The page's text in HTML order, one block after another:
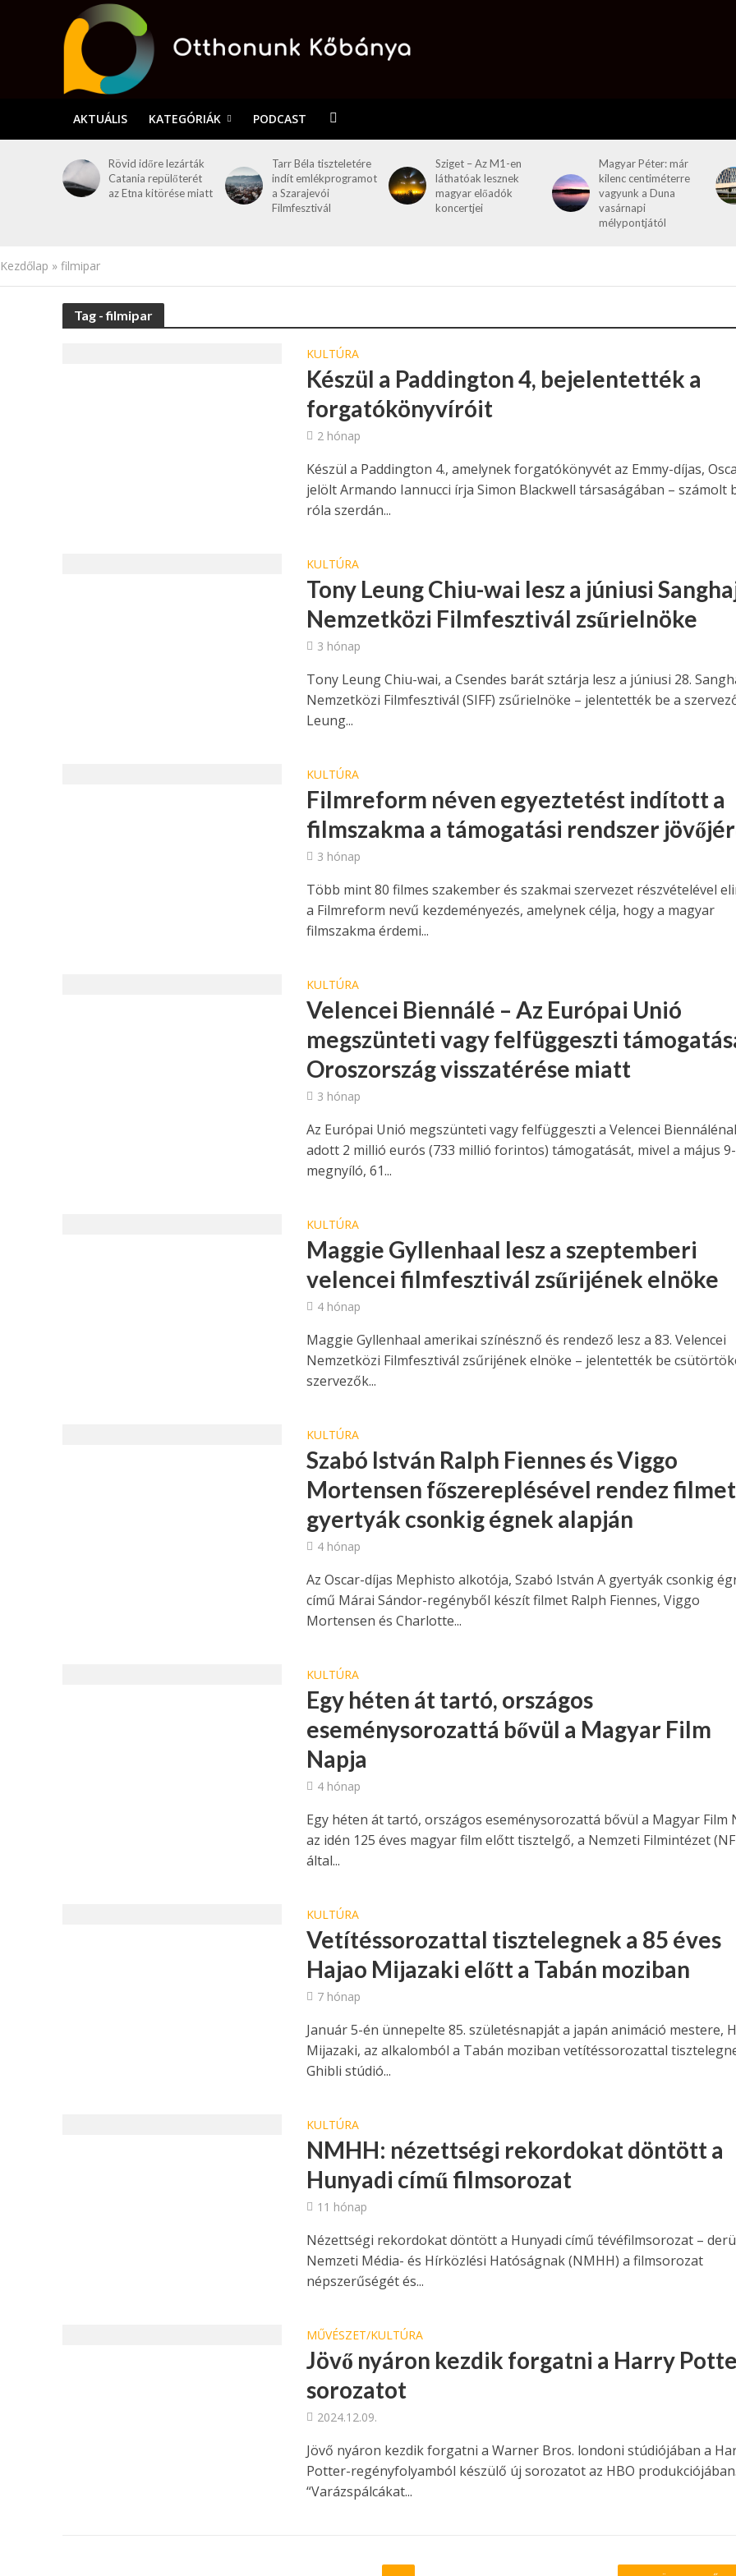
AKTUÁLIS KATEGÓRIÁK PODCAST
Rövid időre lezárták
Catania repülőterét
az Etna kitörése miatt
Tarr Béla tiszteletére
indít emlékprogramot
a Szarajevói
Filmfesztivál
Sziget – Az M1-en
láthatóak lesznek
magyar előadók
koncertjei
Magyar Péter: már
kilenc centiméterre
vagyunk a Duna
vasárnapi
mélypontjától
Kezdőlap » filmipar
Tag - filmipar
KULTÚRA
Készül a Paddington 4, bejelentették a
forgatókönyvíróit
2 hónap
Készül a Paddington 4., amelynek forgatókönyvét az Emmy-díjas,
jelölt Armando Iannucci írja Simon Blackwell társaságában – számolt
róla szerdán...
KULTÚRA
Tony Leung Chiu-wai lesz a júniusi
Nemzetközi Filmfesztivál zsűrielnöke
3 hónap
Tony Leung Chiu-wai, a Csendes barát sztárja lesz a júniusi 28.
Nemzetközi Filmfesztivál (SIFF) zsűrielnöke – jelentették be a
Leung...
KULTÚRA
Filmreform néven egyeztetést indított a
filmszakma a támogatási rendszer
3 hónap
Több mint 80 filmes szakember és szakmai szervezet részvételével
a Filmreform nevű kezdeményezés, amelynek célja, hogy a magyar
filmszakma érdemi...
KULTÚRA
Velencei Biennálé – Az Európai Unió
megszünteti vagy felfüggeszti
Oroszország visszatérése miatt
3 hónap
Az Európai Unió megszünteti vagy felfüggeszti a Velencei
adott 2 millió eurós (733 millió forintos) támogatását, mivel a május
megnyíló, 61...
KULTÚRA
Maggie Gyllenhaal lesz a szeptemberi
velencei filmfesztivál zsűrijének elnöke
4 hónap
Maggie Gyllenhaal amerikai színésznő és rendező lesz a 83. Velencei
Nemzetközi Filmfesztivál zsűrijének elnöke – jelentették be
szervezők...
KULTÚRA
Szabó István Ralph Fiennes és Viggo
Mortensen főszereplésével rendez
gyertyák csonkig égnek alapján
4 hónap
Az Oscar-díjas Mephisto alkotója, Szabó István A gyertyák csonkig
című Márai Sándor-regényből készít filmet Ralph Fiennes, Viggo
Mortensen és Charlotte...
KULTÚRA
Egy héten át tartó, országos
eseménysorozattá bővül a Magyar Film
Napja
4 hónap
Egy héten át tartó, országos eseménysorozattá bővül a Magyar Film
az idén 125 éves magyar film előtt tisztelgő, a Nemzeti Filmintézet
által...
KULTÚRA
Vetítéssorozattal tisztelegnek a 85 éves
Hajao Mijazaki előtt a Tabán moziban
7 hónap
Január 5-én ünnepelte 85. születésnapját a japán animáció mestere,
Mijazaki, az alkalomból a Tabán moziban vetítéssorozattal
Ghibli stúdió...
KULTÚRA
NMHH: nézettségi rekordokat döntött a
Hunyadi című filmsorozat
11 hónap
Nézettségi rekordokat döntött a Hunyadi című tévéfilmsorozat –
Nemzeti Média- és Hírközlési Hatóságnak (NMHH) a filmsorozat
népszerűségét és...
MŰVÉSZET/KULTÚRA
Jövő nyáron kezdik forgatni a Harry
sorozatot
2024.12.09.
Jövő nyáron kezdik forgatni a Warner Bros. londoni stúdiójában a
Potter-regényfolyamból készülő új sorozatot az HBO produkciójában.
“Varázspálcákat...